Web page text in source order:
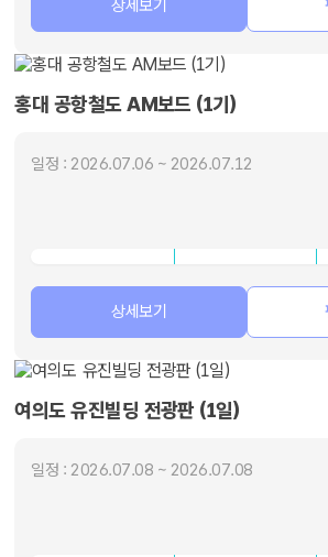
상세보기
홍대 공항철도 AM보드 (1기)
일정 : 2026.07.06 ~ 2026.07.12
상세보기
여의도 유진빌딩 전광판 (1일)
일정 : 2026.07.08 ~ 2026.07.08